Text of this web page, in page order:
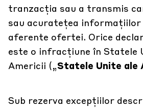
tranzacția sau a transmis
sau acuratețea informațiilor
aferente ofertei. Orice
este o infracțiune în Statele
Americii („Statele Unite ale
Sub rezerva excepțiilor